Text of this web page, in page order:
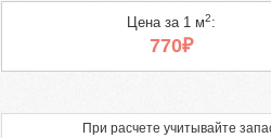
Цена за 1 м2:
770₽
При расчете учитывайте